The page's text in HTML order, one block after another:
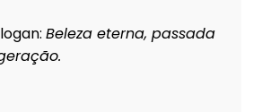
Beleza eterna, passada